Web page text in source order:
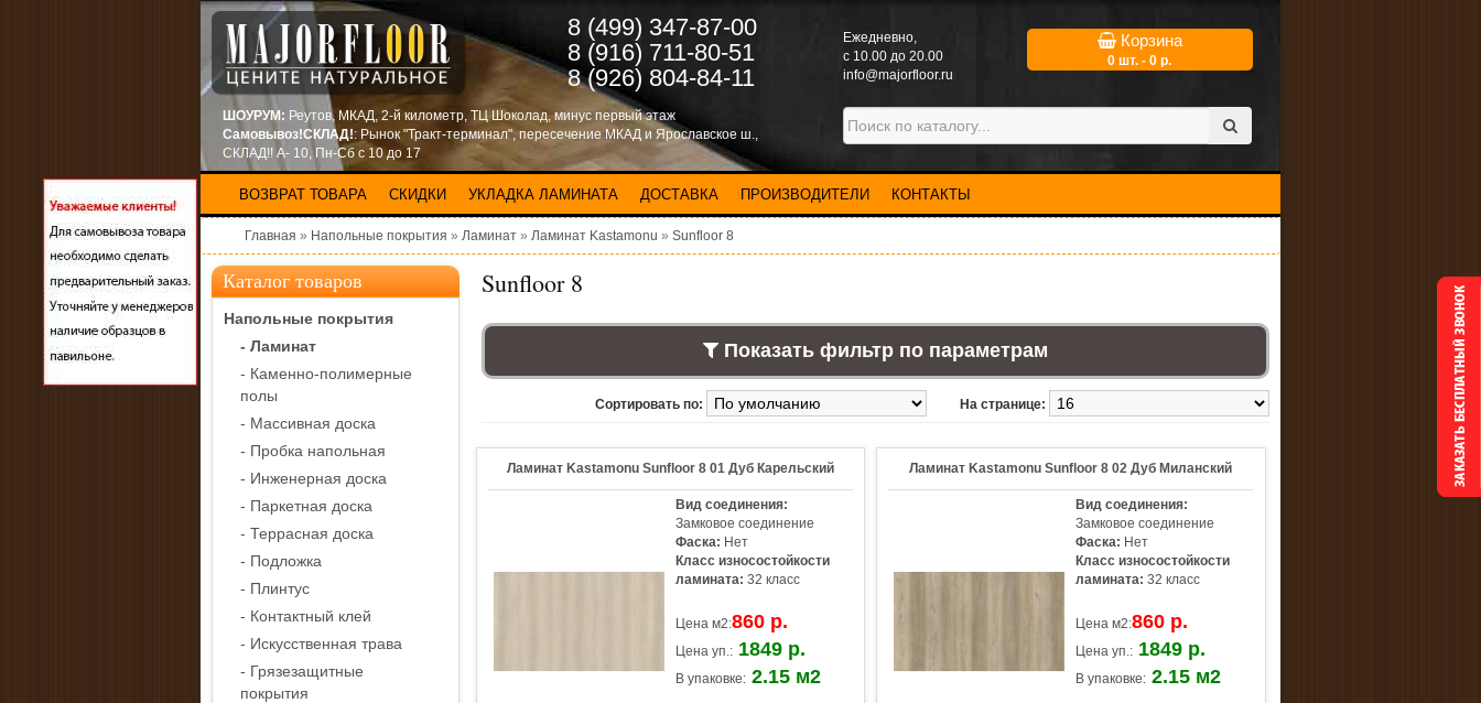
8 (499) 347-87-00
8 (916) 711-80-51
8 (926) 804-84-11
Eжедневно,
с 10.00 до 20.00
info@majorfloor.ru
Корзина
0 шт. - 0 р.
ШОУРУМ: Реутов, МКАД, 2-й километр, ТЦ Шоколад, минус первый этаж
Самовывоз!СКЛАД!: Рынок "Тракт-терминал", пересечение МКАД и Ярославское ш.,
СКЛАД!! А- 10, Пн-Сб с 10 до 17
ВОЗВРАТ ТОВАРА СКИДКИ УКЛАДКА ЛАМИНАТА ДОСТАВКА ПРОИЗВОДИТЕЛИ КОНТАКТЫ
Главная » Напольные покрытия » Ламинат » Ламинат Kastamonu » Sunfloor 8
Каталог товаров
Напольные покрытия
- Ламинат
- Каменно-полимерные
полы
- Массивная доска
- Пробка напольная
- Инженерная доска
- Паркетная доска
- Террасная доска
- Подложка
- Плинтус
- Контактный клей
- Искусственная трава
- Грязезащитные
покрытия
Sunfloor 8
Показать фильтр по параметрам
На странице:
Сортировать по:
Ламинат Kastamonu Sunfloor 8 01 Дуб Карельский
Вид соединения:
Замковое соединение
Фаска: Нет
Класс износостойкости
ламината: 32 класс
Цена м2:860 р.
Цена уп.: 1849 р.
В упаковке: 2.15 м2
Ламинат Kastamonu Sunfloor 8 02 Дуб Миланский
Вид соединения:
Замковое соединение
Фаска: Нет
Класс износостойкости
ламината: 32 класс
Цена м2:860 р.
Цена уп.: 1849 р.
В упаковке: 2.15 м2